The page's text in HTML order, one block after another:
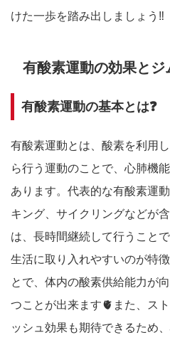
けた一歩を踏み出しましょう‼️
有酸素運動の効果とジ
有酸素運動の基本とは❓
有酸素運動とは、酸素を利用
ら行う運動のことで、心肺機
あります。代表的な有酸素運
キング、サイクリングなどが
は、長時間継続して行うこと
生活に取り入れやすいのが特
とで、体内の酸素供給能力が
つことが出来ます🫀また、ス
ッシュ効果も期待できるため